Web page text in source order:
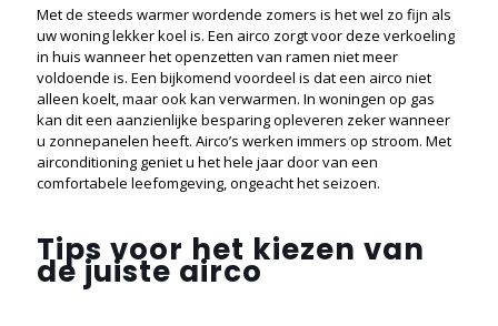
Met de steeds warmer wordende zomers is het wel zo fijn als
uw woning lekker koel is. Een airco zorgt voor deze verkoeling
in huis wanneer het openzetten van ramen niet meer
voldoende is. Een bijkomend voordeel is dat een airco niet
alleen koelt, maar ook kan verwarmen. In woningen op gas
kan dit een aanzienlijke besparing opleveren zeker wanneer
u zonnepanelen heeft. Airco’s werken immers op stroom. Met
airconditioning geniet u het hele jaar door van een
comfortabele leefomgeving, ongeacht het seizoen.
Tips voor het kiezen van
de juiste airco